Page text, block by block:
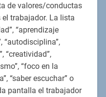
de valores/conductas
trabajador. La lista
“aprendizaje
“autodisciplina”,
“creatividad”,
“foco en la
“saber escuchar” o
pantalla el trabajador